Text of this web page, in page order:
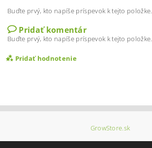
Buďte prvý, kto napíše príspevok k tejto položke.
Pridať komentár
Buďte prvý, kto napíše príspevok k tejto položke.
Pridať hodnotenie
GrowStore.sk